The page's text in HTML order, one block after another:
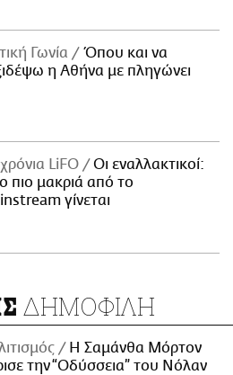
Γωνία
Όπου και να
η Αθήνα με πληγώνει
LiFO
Οι εναλλακτικοί:
πιο μακριά από το
γίνεται
ΔΗΜΟΦΙΛΗ
Η Σαμάνθα Μόρτον
την “Οδύσσεια” του Νόλαν